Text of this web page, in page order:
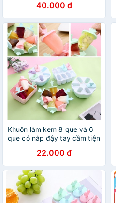
40.000 đ
Khuôn làm kem 8 que và 6
que có nắp đậy tay cầm tiện
cụ nhà bếp thông minh
22.000 đ